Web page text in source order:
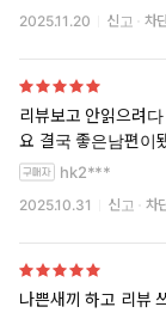
2025.11.20 신고 차
리뷰보고 안읽으려
요 결국 좋은남편이
hk2***
2025.10.31 신고 차
나쁜새끼 하고 리뷰